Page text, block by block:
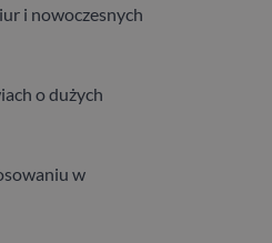
i nowoczesnych
o dużych
w